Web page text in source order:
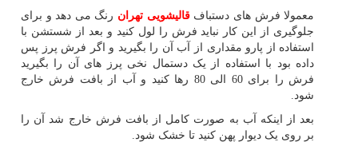
معمولا فرش های دستباف قالیشویی تهران رنگ می دهد و برای
جلوگیری از این کار نباید فرش را لول کنید و بعد از شستشن با
استفاده از پارو مقداری از آب آن را بگیرید و اگر فرش پرز پس
داده بود با استفاده از یک دستمال نخی پرز های آن را بگیرید
فرش را برای 60 الی 80 رها کنید و آب از بافت فرش خارج
شود.
بعد از اینکه آب به صورت کامل از بافت فرش خارج شد آن را
بر روی یک دیوار پهن کنید تا خشک شود.